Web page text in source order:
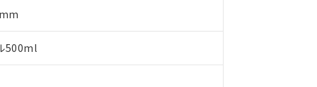
500ml